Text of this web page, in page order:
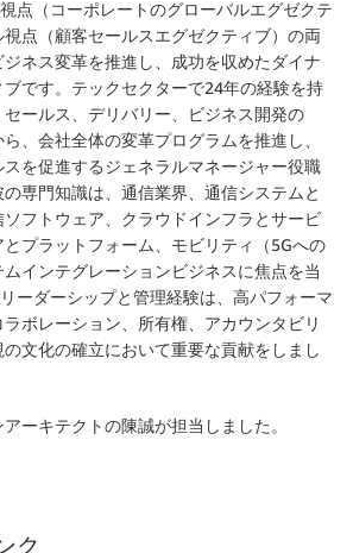
点（コーポレートのグローバルエグゼクテ
点（顧客セールスエグゼクティブ）の両
ネス変革を推進し、成功を収めたダイナ
ブです。テックセクターで24年の経験を持
ールス、デリバリー、ビジネス開発の
、会社全体の変革プログラムを推進し、
を促進するジェネラルマネージャー役職
専門知識は、通信業界、通信システムと
フトウェア、クラウドインフラとサービ
プラットフォーム、モビリティ（5Gへの
インテグレーションビジネスに焦点を当
ーダーシップと管理経験は、高パフォーマ
ボレーション、所有権、アカウンタビリ
文化の確立において重要な貢献をしまし
ーキテクトの陳誠が担当しました。
ク